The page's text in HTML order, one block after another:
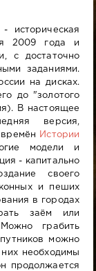
- историческая
2009 года и
с достаточно
заданиями.
на дисках.
до "золотого
В настоящее
версия,
Истории
модели и
- капитально
своего
и пеших
в городах
заём или
грабить
можно
необходимы
продолжается